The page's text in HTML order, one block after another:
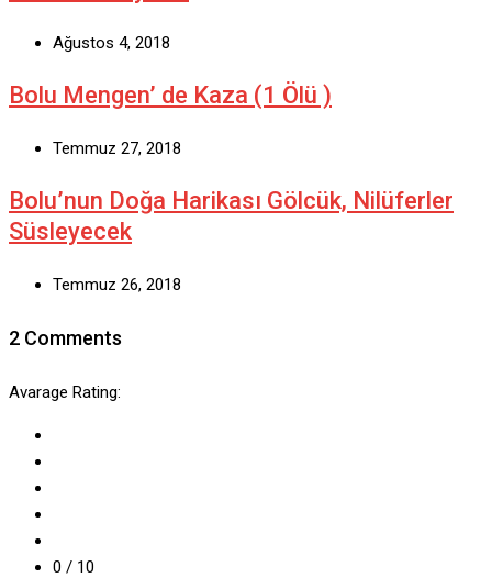
Ağustos 4, 2018
Bolu Mengen’ de Kaza (1 Ölü )
Temmuz 27, 2018
Bolu’nun Doğa Harikası Gölcük, Nilüferler
Süsleyecek
Temmuz 26, 2018
2 Comments
Avarage Rating:
0 / 10